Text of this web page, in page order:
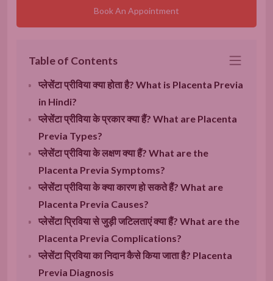
Book An Appointment
Table of Contents
प्लेसेंटा प्रीविया क्या होता है? What is Placenta Previa
in Hindi?
प्लेसेंटा प्रीविया के प्रकार क्या हैं? What are Placenta
Previa Types?
प्लेसेंटा प्रीविया के लक्षण क्या हैं? What are the
Placenta Previa Symptoms?
प्लेसेंटा प्रीविया के क्या कारण हो सकते हैं? What are
Placenta Previa Causes?
प्लेसेंटा प्रिविया से जुड़ी जटिलताएं क्या हैं? What are the
Placenta Previa Complications?
प्लेसेंटा प्रिविया का निदान कैसे किया जाता है? Placenta
Previa Diagnosis